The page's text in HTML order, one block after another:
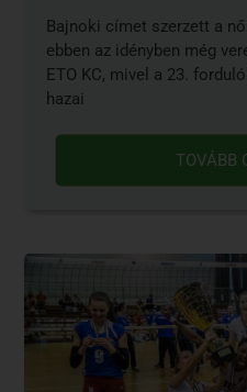
Bajnoki címet szerzett a
ebben az idényben még
ETO KC, mivel a 23.
hazai
TOVÁBB